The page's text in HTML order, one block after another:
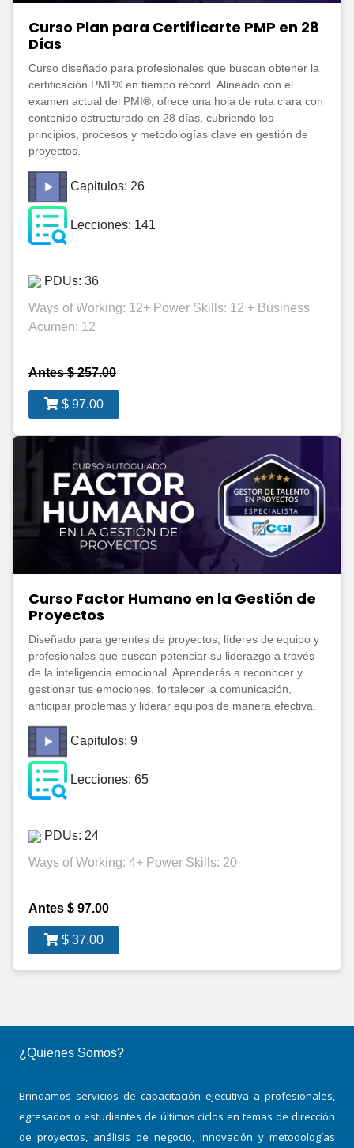
Curso Plan para Certificarte PMP en 28
Días
Curso diseñado para profesionales que buscan obtener la
certificación PMP® en tiempo récord. Alineado con el
examen actual del PMI®, ofrece una hoja de ruta clara con
contenido estructurado en 28 días, cubriendo los
principios, procesos y metodologías clave en gestión de
proyectos.
Capitulos: 26
Lecciones: 141
PDUs: 36
Ways of Working: 12+ Power Skills: 12 + Business
Acumen: 12
Antes $ 257.00
$ 97.00
Curso Factor Humano en la Gestión de
Proyectos
Diseñado para gerentes de proyectos, líderes de equipo y
profesionales que buscan potenciar su liderazgo a través
de la inteligencia emocional. Aprenderás a reconocer y
gestionar tus emociones, fortalecer la comunicación,
anticipar problemas y liderar equipos de manera efectiva.
Capitulos: 9
Lecciones: 65
PDUs: 24
Ways of Working: 4+ Power Skills: 20
Antes $ 97.00
$ 37.00
¿Quienes Somos?
Brindamos servicios de capacitación ejecutiva a profesionales,
egresados o estudiantes de últimos ciclos en temas de dirección
de proyectos, análisis de negocio, innovación y metodologías